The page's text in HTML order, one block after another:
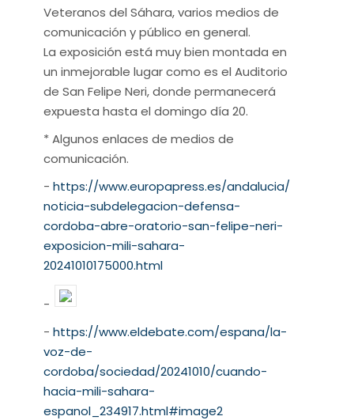
Veteranos del Sáhara, varios medios de
comunicación y público en general.
La exposición está muy bien montada en
un inmejorable lugar como es el Auditorio
de San Felipe Neri, donde permanecerá
expuesta hasta el domingo día 20.
* Algunos enlaces de medios de
comunicación.
- https://www.europapress.es/andalucia/
noticia-subdelegacion-defensa-
cordoba-abre-oratorio-san-felipe-neri-
exposicion-mili-sahara-
20241010175000.html
-
- https://www.eldebate.com/espana/la-
voz-de-
cordoba/sociedad/20241010/cuando-
hacia-mili-sahara-
espanol_234917.html#image2